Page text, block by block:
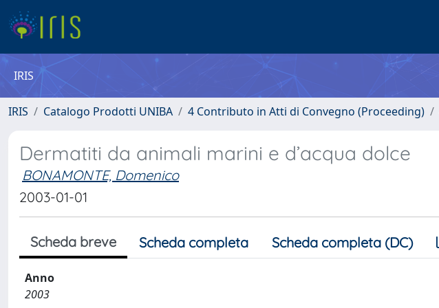
IRIS
IRIS Catalogo Prodotti UNIBA 4 Contributo in Atti di Convegno (Proceeding)
Dermatiti da animali marini e d’acqua dolce
BONAMONTE, Domenico
2003-01-01
Scheda breve Scheda completa Scheda completa (DC)
Anno
2003